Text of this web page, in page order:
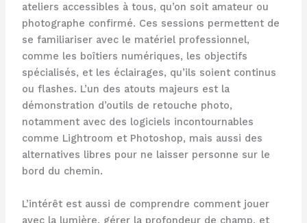
ateliers accessibles à tous, qu’on soit amateur ou
photographe confirmé. Ces sessions permettent de
se familiariser avec le matériel professionnel,
comme les boîtiers numériques, les objectifs
spécialisés, et les éclairages, qu’ils soient continus
ou flashes. L’un des atouts majeurs est la
démonstration d’outils de retouche photo,
notamment avec des logiciels incontournables
comme Lightroom et Photoshop, mais aussi des
alternatives libres pour ne laisser personne sur le
bord du chemin.
L’intérêt est aussi de comprendre comment jouer
avec la lumière, gérer la profondeur de champ, et